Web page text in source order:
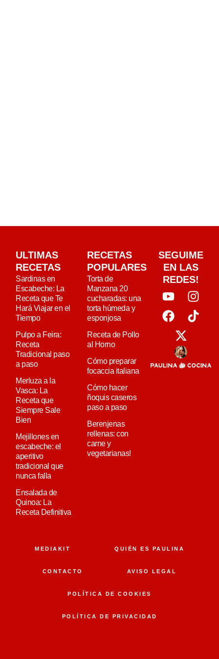
ULTIMAS
RECETAS
Sardinas en
Escabeche: La
Receta que Te
Hará Viajar en el
Tiempo
Pulpo a Feira:
Receta
Tradicional paso
a paso
Merluza a la
Vasca: La
Receta que
Siempre Sale
Bien
Mejillones en
escabeche: el
aperitivo
tradicional que
nunca falla
Ensalada de
Quinoa: La
Receta Definitiva
RECETAS
POPULARES
Torta de
Manzana 20
cucharadas: una
torta húmeda y
esponjosa
Receta de Pollo
al Horno
Cómo preparar
focaccia italiana
Cómo hacer
ñoquis caseros
paso a paso
Berenjenas
rellenas: con
carne y
vegetarianas!
SEGUIME
EN LAS
REDES!
MEDIAKIT QUIÉN ES PAULINA
CONTACTO AVISO LEGAL
POLÍTICA DE COOKIES
POLÍTICA DE PRIVACIDAD